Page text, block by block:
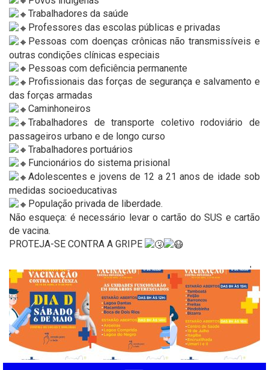
Trabalhadores da saúde
Professores das escolas públicas e privadas
Pessoas com doenças crônicas não transmissíveis e
outras condições clínicas especiais
Pessoas com deficiência permanente
Profissionais das forças de segurança e salvamento e
das forças armadas
Caminhoneiros
Trabalhadores de transporte coletivo rodoviário de
passageiros urbano e de longo curso
Trabalhadores portuários
Funcionários do sistema prisional
Adolescentes e jovens de 12 a 21 anos de idade sob
medidas socioeducativas
População privada de liberdade.
Não esqueça: é necessário levar o cartão do SUS e cartão
de vacina.
PROTEJA-SE CONTRA A GRIPE
'